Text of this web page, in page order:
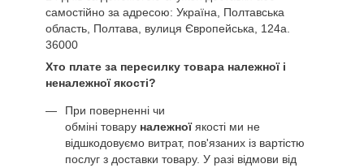
самостійно за адресою: Україна, Полтавська
область, Полтава, вулиця Європейська, 124а.
36000
Хто плате за пересилку товара належної і
неналежної якості?
При поверненні чи
обміні товару належноїякості ми не
відшкодовуємо витрат, пов'язаних із вартістю
послуг з доставки товару. У разі відмови від